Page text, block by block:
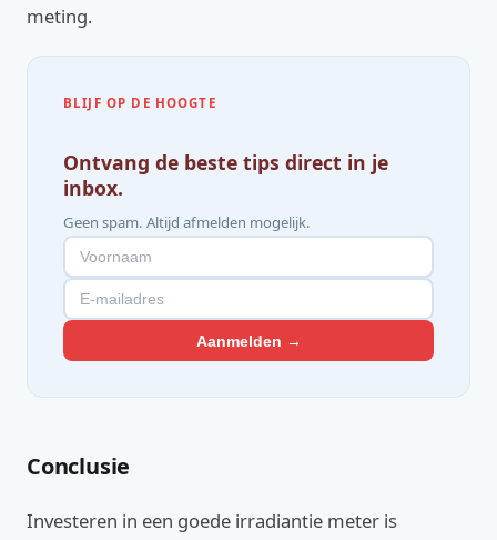
meting.
BLIJF OP DE HOOGTE
Ontvang de beste tips direct in je
inbox.
Geen spam. Altijd afmelden mogelijk.
Aanmelden →
Conclusie
Investeren in een goede irradiantie meter is